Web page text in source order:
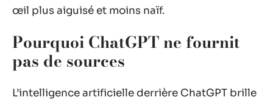
œil plus aiguisé et moins naïf.
Pourquoi ChatGPT ne fournit
pas de sources
L’intelligence artificielle derrière ChatGPT brille